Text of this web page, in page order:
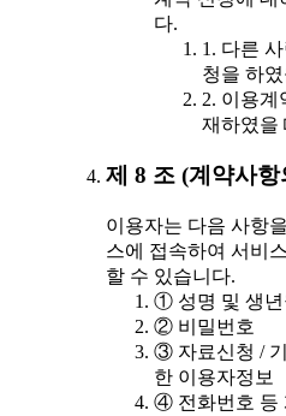
다.
1. 다른
청을 하였
2. 이용계
재하였을
제 8 조 (계약사
이용자는 다음 사항
스에 접속하여 서비
할 수 있습니다.
① 성명 및 생년
② 비밀번호
③ 자료신청 /
한 이용자정보
④ 전화번호 등